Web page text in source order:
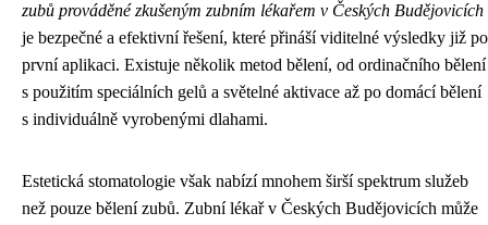
zubů prováděné zkušeným zubním lékařem v Českých Budějovicích
je bezpečné a efektivní řešení, které přináší viditelné výsledky již po
první aplikaci. Existuje několik metod bělení, od ordinačního bělení
s použitím speciálních gelů a světelné aktivace až po domácí bělení
s individuálně vyrobenými dlahami.
Estetická stomatologie však nabízí mnohem širší spektrum služeb
než pouze bělení zubů. Zubní lékař v Českých Budějovicích může